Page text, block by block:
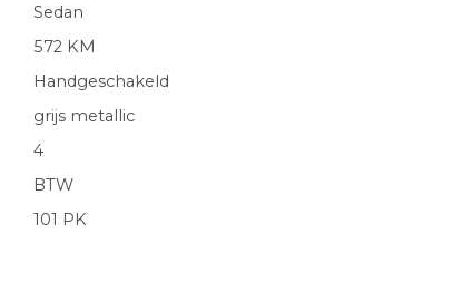
Sedan
572 KM
Handgeschakeld
grijs metallic
4
BTW
101 PK